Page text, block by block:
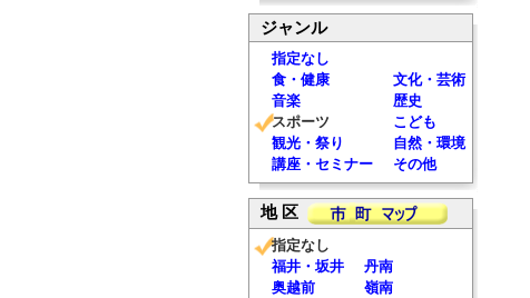
ジャンル
指定なし
食・健康
文化・芸術
音楽
歴史
スポーツ
こども
観光・祭り
自然・環境
講座・セミナー
その他
地 区
指定なし
福井・坂井
丹南
奥越前
嶺南